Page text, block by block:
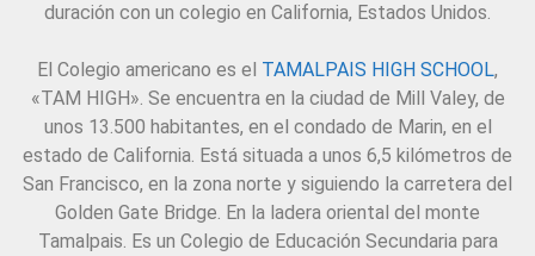
duración con un colegio en California, Estados Unidos.
El Colegio americano es el TAMALPAIS HIGH SCHOOL,
«TAM HIGH». Se encuentra en la ciudad de Mill Valey, de
unos 13.500 habitantes, en el condado de Marin, en el
estado de California. Está situada a unos 6,5 kilómetros de
San Francisco, en la zona norte y siguiendo la carretera del
Golden Gate Bridge. En la ladera oriental del monte
Tamalpais. Es un Colegio de Educación Secundaria para